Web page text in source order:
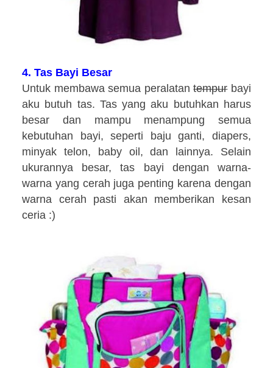
4. Tas Bayi Besar
Untuk membawa semua peralatantempurbayi
aku butuh tas. Tas yang aku butuhkan harus
besar dan mampu menampung semua
kebutuhan bayi, seperti baju ganti, diapers,
minyak telon, baby oil, dan lainnya. Selain
ukurannya besar,tas bayi dengan warna-
warna yang cerah juga penting karena dengan
warna cerah pasti akan memberikan kesan
ceria :)